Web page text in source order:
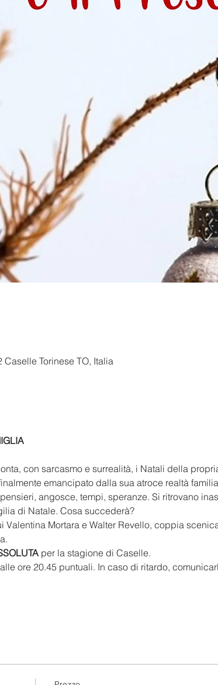
Caselle Torinese TO, Italia
con sarcasmo e surrealità, i Natali della
emancipato dalla sua atroce realtà
angosce, tempi, speranze. Si ritrovano
di Natale. Cosa succederà?
Mortara e Walter Revello, coppia
per la stagione di Caselle.
ore 20.45 puntuali. In caso di ritardo,